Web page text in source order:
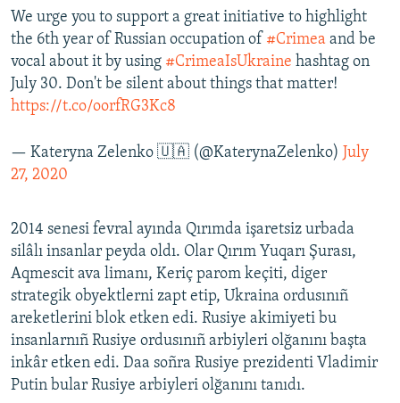
We urge you to support a great initiative to highlight
the 6th year of Russian occupation of #Crimea and be
vocal about it by using #CrimeaIsUkraine hashtag on
July 30. Don't be silent about things that matter!
https://t.co/oorfRG3Kc8
— Kateryna Zelenko 🇺🇦 (@KaterynaZelenko) July
27, 2020
2014 senesi fevral ayında Qırımda işaretsiz urbada
silâlı insanlar peyda oldı. Olar Qırım Yuqarı Şurası,
Aqmescit ava limanı, Keriç parom keçiti, diger
strategik obyektlerni zapt etip, Ukraina ordusınıñ
areketlerini blok etken edi. Rusiye akimiyeti bu
insanlarnıñ Rusiye ordusınıñ arbiyleri olğanını başta
inkâr etken edi. Daa soñra Rusiye prezidenti Vladimir
Putin bular Rusiye arbiyleri olğanını tanıdı.